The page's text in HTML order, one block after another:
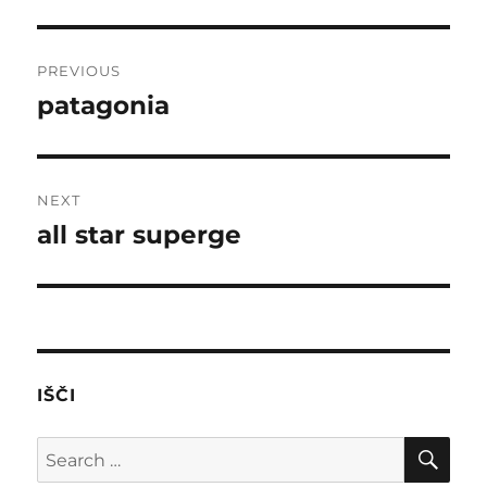
navigation
PREVIOUS
Previous
patagonia
NEXT
Next
all star superge
IŠČI
Search
for: